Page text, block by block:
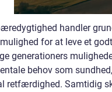
handler
for at leve et
generationers
behov som
retfærdighed. Samtidig